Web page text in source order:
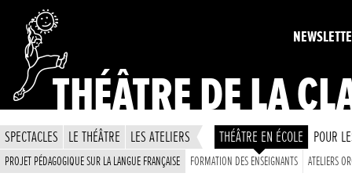
THÉÂTRE DE LA
SPECTACLES LE THÉÂTRE LES ATELIERS THÉÂTRE EN ÉCOLE
PROJET PÉDAGOGIQUE SUR LA LANGUE FRANÇAISE FORMATION DES ENSEIGNANTS ATELIERS
POUR